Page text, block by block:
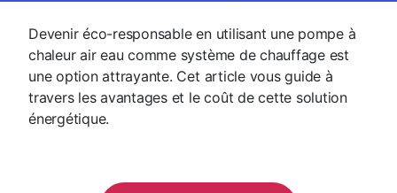
Devenir éco-responsable en utilisant une pompe à
chaleur air eau comme système de chauffage est
une option attrayante. Cet article vous guide à
travers les avantages et le coût de cette solution
énergétique.